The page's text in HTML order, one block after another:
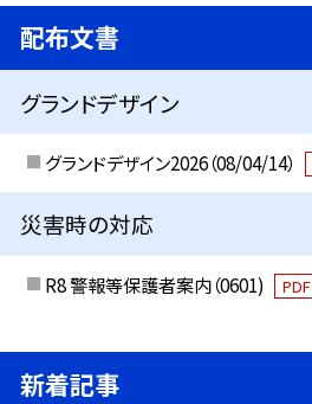
配布文書
グランドデザイン
グランドデザイン2026（08/04/14）
災害時の対応
R8 警報等保護者案内（0601) PDF
新着記事